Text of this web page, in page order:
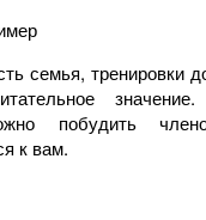
семья, тренировки
побудить
к вам.